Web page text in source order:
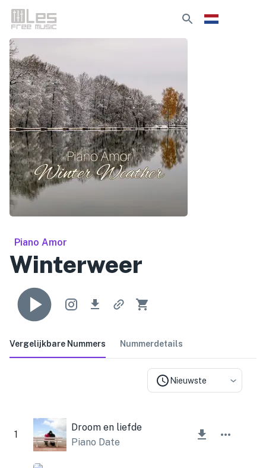
Piano Amor
Winterweer
Vergelijkbare Nummers Nummerdetails
Nieuwste
1
Droom en liefde
Piano Date